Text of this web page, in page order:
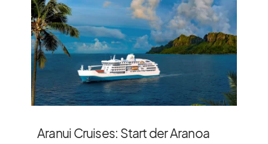
Aranui Cruises: Start der Aranoa